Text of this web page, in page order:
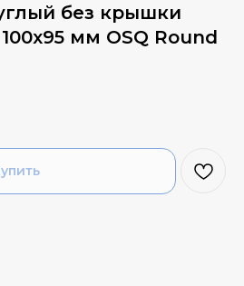
без крышки
мм OSQ Round